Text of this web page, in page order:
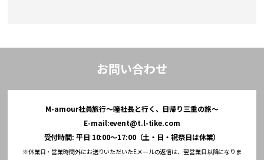
お問い合わせ
M-amour社員旅行～瞳社長と行く、日帰り三重の旅～
E-mail:event@t.l-tike.com
受付時間: 平日 10:00～17:00（土・日・祝祭日は休業）
※休業日・営業時間外にお送りいただいたEメールの返信は、翌営業日以降になりま